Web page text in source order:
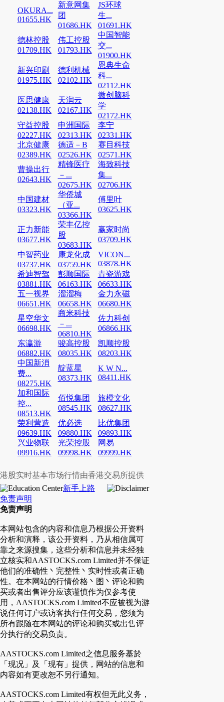
OKURA...
01655.HK
新意网集
团
01686.HK
JS环球
生...
01691.HK
德林控股
01709.HK
伟工控股
01793.HK
中国智能
交...
01900.HK
新兴印刷
01975.HK
德利机械
02102.HK
恩典生命
科...
02112.HK
医思健康
02138.HK
天润云
02167.HK
微创脑科
学
02172.HK
守益控股
02227.HK
申洲国际
02313.HK
李宁
02331.HK
北京健康
02389.HK
德适－B
02526.HK
赛目科技
02571.HK
曹操出行
02643.HK
精锋医疗
－...
02675.HK
海致科技
集...
02706.HK
中国建材
03323.HK
华侨城
（亚...
03366.HK
傅里叶
03625.HK
正力新能
03677.HK
荣丰亿控
股
03683.HK
赢家时尚
03709.HK
中智药业
03737.HK
康龙化成
03759.HK
VICON...
03878.HK
希迪智驾
03881.HK
彭顺国际
06163.HK
青瓷游戏
06633.HK
五一视界
06651.HK
溜溜梅
06658.HK
金力永磁
06680.HK
星空华文
06698.HK
商米科技
－...
06810.HK
佐力科创
06866.HK
东瀛游
06882.HK
骏高控股
08035.HK
凯顺控股
08203.HK
中国新消
费...
08275.HK
靛蓝星
08373.HK
K W N...
08411.HK
加和国际
控...
08513.HK
佰悦集团
08545.HK
旅橙文化
08627.HK
荣利营造
09639.HK
优必选
09880.HK
比优集团
09893.HK
兴业物联
09916.HK
光荣控股
09998.HK
网易
09999.HK
港股实时基本市场行情由香港交易所提供
新手上路
免责声明
免责声明
本网站包含的内容和信息乃根据公开资料
分析和演释，该公开资料，乃从相信属可
靠之来源搜集，这些分析和信息并未经独
立核实和AASTOCKS.com Limited并不保证
他们的准确性丶完整性丶实时性或者正确
性。在本网站的行情价格丶图丶评论和购
买或者出售评分应该谨慎作为仅参考使
用，AASTOCKS.com Limited不应被视为游
说任何订户或访客执行任何交易，您须为
所有跟随在本网站的评论和购买或出售评
分执行的交易负责。
AASTOCKS.com Limited之信息服务基於
「现况」及「现有」提供，网站的信息和
内容如有更改恕不另行通知。
AASTOCKS.com Limited有权但无此义务，